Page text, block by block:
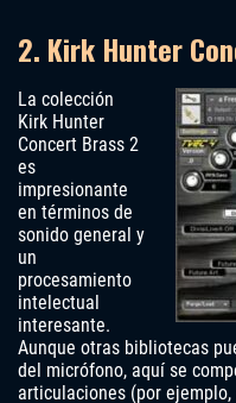
2. Kirk Hunter
La colección
Kirk Hunter
Concert Brass 2
es
impresionante
en términos de
sonido general y
un
procesamiento
intelectual
interesante.
Aunque otras bibliotecas
del micrófono, aquí se
articulaciones (por